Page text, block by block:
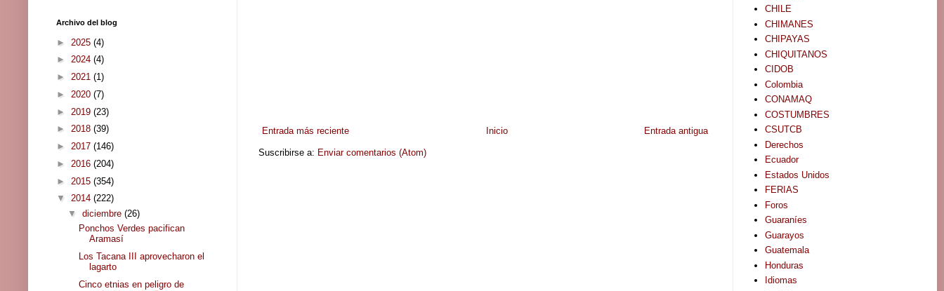
Entrada más reciente Entrada antigua
Inicio
Suscribirse a: Enviar comentarios (Atom)
Archivo del blog
► 2025 (4)
► 2024 (4)
► 2021 (1)
► 2020 (7)
► 2019 (23)
► 2018 (39)
► 2017 (146)
► 2016 (204)
► 2015 (354)
▼ 2014 (222)
▼ diciembre (26)
Ponchos Verdes pacifican
Aramasí
Los Tacana III aprovecharon el
lagarto
Cinco etnias en peligro de
CHILE
CHIMANES
CHIPAYAS
CHIQUITANOS
CIDOB
Colombia
CONAMAQ
COSTUMBRES
CSUTCB
Derechos
Ecuador
Estados Unidos
FERIAS
Foros
Guaraníes
Guarayos
Guatemala
Honduras
Idiomas